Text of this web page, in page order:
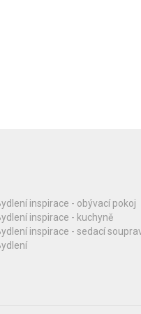
inspirace - obývací pokoj
inspirace - kuchyně
inspirace - sedací